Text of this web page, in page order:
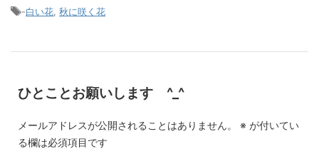
-白い花 秋に咲く花
ひとことお願いします ^_^
メールアドレスが公開されることはありません。 ※ が付いてい
る欄は必須項目です